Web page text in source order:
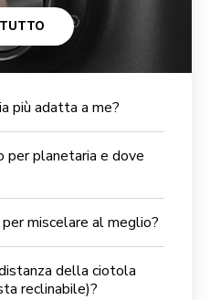
più adatta a me?
planetaria e dove
miscelare al meglio?
della ciotola
reclinabile)?